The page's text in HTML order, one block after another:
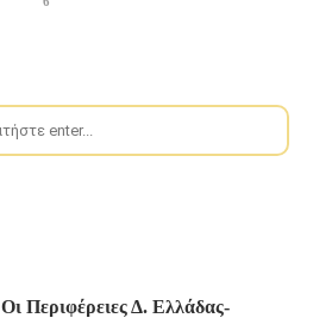
Οι Περιφέρειες Δ. Ελλάδας-